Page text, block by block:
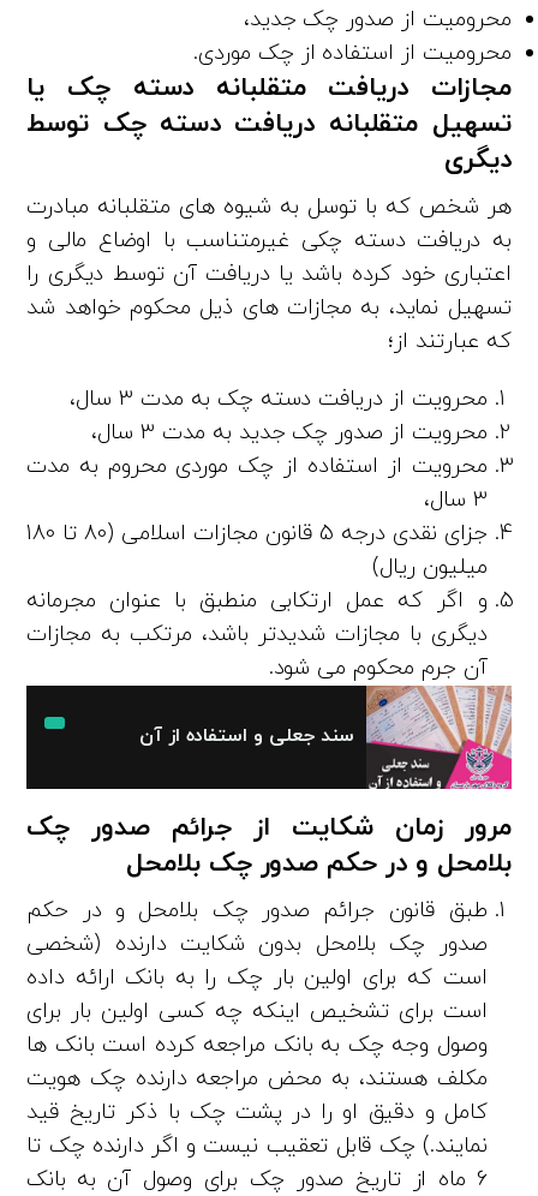
محرومیت از صدور چک جدید،
محرومیت از استفاده از چک موردی.
مجازات دریافت متقلبانه دسته چک یا
تسهیل متقلبانه دریافت دسته چک توسط
دیگری
هر شخص که با توسل به شیوه ­‌های متقلبانه مبادرت
به دریافت دسته چکی غیرمتناسب با اوضاع مالی و
اعتباری خود کرده باشد یا دریافت آن توسط دیگری را
تسهیل نماید، به مجازات­ های ذیل محکوم خواهد شد
که عبارتند از؛
محرویت از دریافت دسته چک به ­مدت 3 سال،
محرویت از صدور چک جدید به ­مدت 3 سال،
محرویت از استفاده از چک موردی محروم به ­مدت
3 سال،
جزای نقدی درجه 5 قانون مجازات اسلامی (80 تا 180
میلیون ریال)
و اگر که عمل ارتکابی منطبق با عنوان مجرمانه
دیگری با مجازات شدیدتر باشد، مرتکب به مجازات
آن جرم محکوم می ­شود.
سند جعلی و استفاده از آن
مرور زمان شکایت از جرائم صدور چک
بلامحل و در حکم صدور چک بلامحل
طبق قانون جرائم صدور چک بلامحل و در حکم
صدور چک بلامحل بدون شکایت دارنده (شخصی
است که برای اولین بار چک را به بانک ارائه داده
است برای تشخیص اینکه چه کسی اولین بار برای
وصول‌ وجه چک به بانک مراجعه کرده است بانک ها
مکلف هستند، به ­محض مراجعه دارنده چک هویت
کامل و دقیق او را در پشت چک با ذکر تاریخ قید
نمایند.) چک قابل تعقیب نیست و اگر دارنده چک تا
6 ماه از تاریخ صدور چک‌ برای وصول آن به بانک